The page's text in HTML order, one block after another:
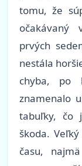
tomu, že
očakávaný
prvých
nestála
chyba, po
znamenalo
tabuľky, čo
škoda.
času,